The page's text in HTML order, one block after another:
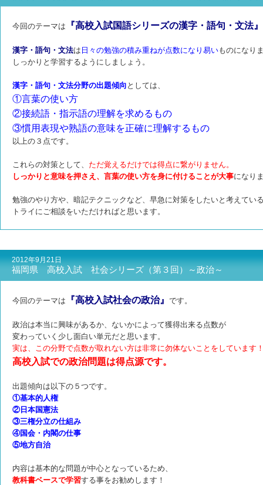
今回のテーマは 『高校入試国語シリーズの漢字・語句・文法』
漢字・語句・文法は 日々の勉強の積み重ねが点数になり易いものになり
しっかりと学習するようにしましょう。
漢字・語句・文法分野の出題傾向 としては、
①言葉の使い方
②接続語・指示語の理解を求めるもの
③慣用表現や熟語の意味を正確に理解するもの
以上の３点です。
これらの対策として、 ただ覚えるだけでは得点に繋がりません。
しっかりと意味を押さえ、言葉の使い方を身に付けることが大事になり
勉強のやり方や、暗記テクニックなど、早急に対策をしたいと考えてい
トライにご相談をいただければと思います。
2012年9月21日
福岡県 高校入試 社会シリーズ（第３回）～政治～
今回のテーマは 『高校入試社会の政治』 です。
政治は本当に興味があるか、ないかによって獲得出来る点数が
変わっていく少し面白い単元だと思います。
実は、この分野で点数が取れない方は非常に勿体ないことをしています
高校入試での政治問題は得点源です。
出題傾向は以下の５つです。
①基本的人権
②日本国憲法
③三権分立の仕組み
④国会・内閣の仕事
⑤地方自治
内容は基本的な問題が中心となっているため、
教科書ベースで学習する事をお勧めします！